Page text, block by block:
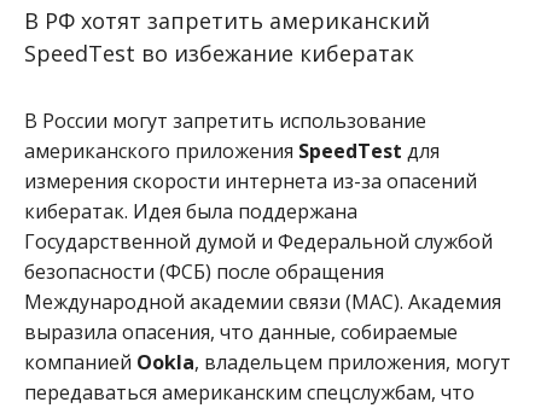
В РФ хотят запретить американский
SpeedTest во избежание кибератак
В России могут запретить использование
американского приложения SpeedTest для
измерения скорости интернета из-за опасений
кибератак. Идея была поддержана
Государственной думой и Федеральной службой
безопасности (ФСБ) после обращения
Международной академии связи (МАС). Академия
выразила опасения, что данные, собираемые
компанией Ookla, владельцем приложения, могут
передаваться американским спецслужбам, что